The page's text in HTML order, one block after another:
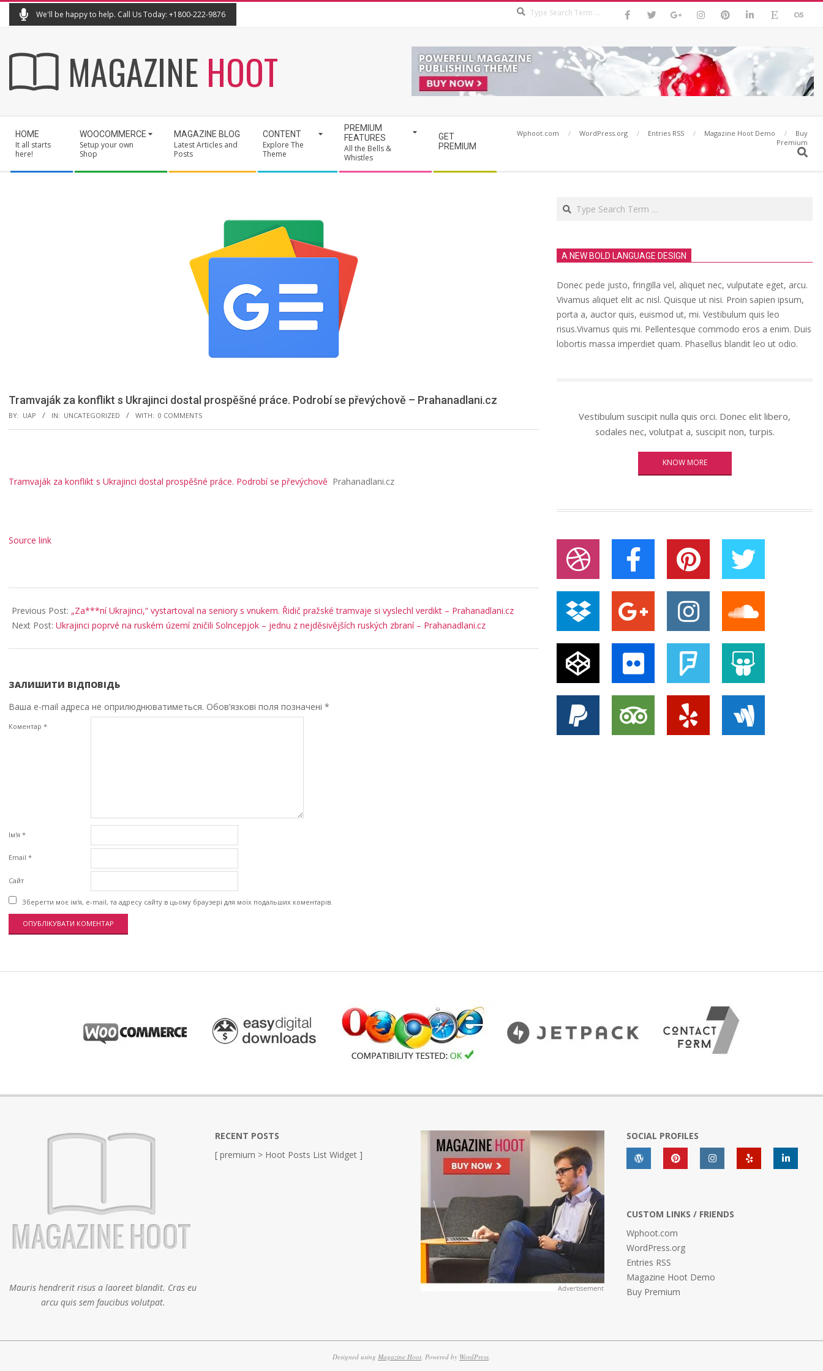
We'll be happy to help. Call Us Today: +1800-222-9876
MAGAZINE HOOT
Navigation
Menu
HOME
It all starts
here!
WOOCOMMERCE
Setup your own
Shop
MAGAZINE BLOG
Latest Articles and
Posts
CONTENT
Explore The
Theme
PREMIUM
FEATURES
All the Bells &
Whistles
GET
PREMIUM
Wphoot.com WordPress.org Entries RSS Magazine Hoot Demo
Buy
Premium
Search
Tramvaják za konflikt s Ukrajinci dostal prospěšné práce. Podrobí se převýchově – Prahanadlani.cz
BY: UAP IN: UNCATEGORIZED WITH: 0 COMMENTS
Tramvaják za konflikt s Ukrajinci dostal prospěšné práce. Podrobí se převýchově Prahanadlani.cz
Source link
02-
04
Previous Post: „Za***ní Ukrajinci,“ vystartoval na seniory s vnukem. Řidič pražské tramvaje si vyslechl verdikt – Prahanadlani.cz
Next Post: Ukrajinci poprvé na ruském území zničili Solncepjok – jednu z nejděsivějších ruských zbraní – Prahanadlani.cz
ЗАЛИШИТИ ВІДПОВІДЬ
Ваша e-mail адреса не оприлюднюватиметься. Обов’язкові поля позначені *
Коментар *
Ім'я *
Email *
Сайт
Зберегти моє ім'я, e-mail, та адресу сайту в цьому браузері для моїх подальших коментарів.
Search
A NEW BOLD LANGUAGE DESIGN
Donec pede justo, fringilla vel, aliquet nec, vulputate eget, arcu.
Vivamus aliquet elit ac nisl. Quisque ut nisi. Proin sapien ipsum,
porta a, auctor quis, euismod ut, mi. Vestibulum quis leo
risus.Vivamus quis mi. Pellentesque commodo eros a enim. Duis
lobortis massa imperdiet quam. Phasellus blandit leo ut odio.
Vestibulum suscipit nulla quis orci. Donec elit libero,
sodales nec, volutpat a, suscipit non, turpis.
KNOW MORE
Mauris hendrerit risus a laoreet blandit. Cras eu
arcu quis sem faucibus volutpat.
RECENT POSTS
[ premium > Hoot Posts List Widget ]
SOCIAL PROFILES
CUSTOM LINKS / FRIENDS
Wphoot.com
WordPress.org
Entries RSS
Magazine Hoot Demo
Buy Premium
Designed using Magazine Hoot . Powered by WordPress